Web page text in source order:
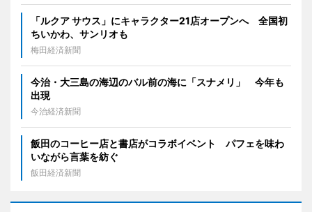
「ルクア サウス」にキャラクター21店オープンへ 全国初
ちいかわ、サンリオも
梅田経済新聞
今治・大三島の海辺のバル前の海に「スナメリ」 今年も
出現
今治経済新聞
飯田のコーヒー店と書店がコラボイベント パフェを味わ
いながら言葉を紡ぐ
飯田経済新聞